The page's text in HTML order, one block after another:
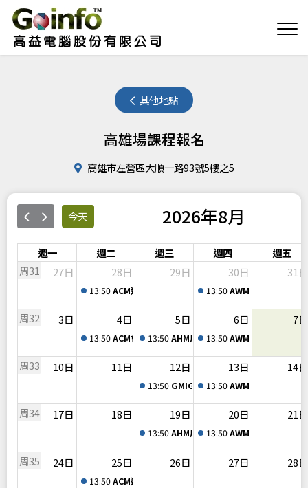
其他地點
高雄場課程報名
高雄市左營區大順一路93號5樓之5
今天 2026年8月
週一 週二 週三 週四
週五
周31
27日 28日
13:50ACM進階課程-會計總帳暨票據管理系統 系統拋轉暨
29日 30日
13:50AWMWeb採購發包
31日
周32 3日 4日
13:50ACM會計總帳及票據管理系統
5日
13:50AHM房屋銷售暨收款管理系統
6日
13:50AWM採購發包暨工
7日
周33 10日 11日 12日
13:50 GMIG電子發票轉檔服務系統
13日
13:50AWMWeb採購發包
14日
周34 17日 18日 19日
13:50AHM房屋銷售暨收款管理系統
20日
13:50AWM採購發包暨工
21日
周35 24日 25日
13:50ACM進階課程-會計總帳暨票據管理系統 系統拋轉暨
26日 27日 28日